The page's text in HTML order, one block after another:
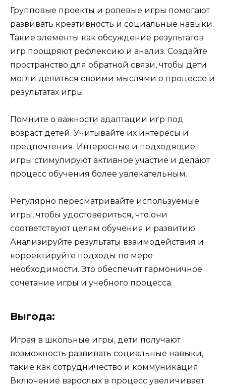
Групповые проекты и ролевые игры помогают
развивать креативность и социальные навыки.
Такие элементы как обсуждение результатов
игр поощряют рефлексию и анализ. Создайте
пространство для обратной связи, чтобы дети
могли делиться своими мыслями о процессе и
результатах игры.
Помните о важности адаптации игр под
возраст детей. Учитывайте их интересы и
предпочтения. Интересные и подходящие
игры стимулируют активное участие и делают
процесс обучения более увлекательным.
Регулярно пересматривайте используемые
игры, чтобы удостовериться, что они
соответствуют целям обучения и развитию.
Анализируйте результаты взаимодействия и
корректируйте подходы по мере
необходимости. Это обеспечит гармоничное
сочетание игры и учебного процесса.
Выгода:
Играя в школьные игры, дети получают
возможность развивать социальные навыки,
такие как сотрудничество и коммуникация.
Включение взрослых в процесс увеличивает